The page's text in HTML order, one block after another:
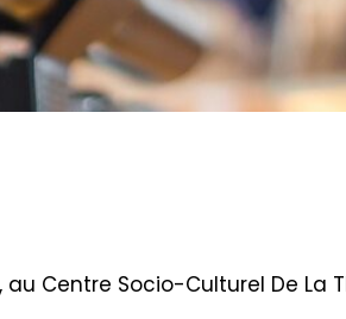
Centre Socio-Culturel De La